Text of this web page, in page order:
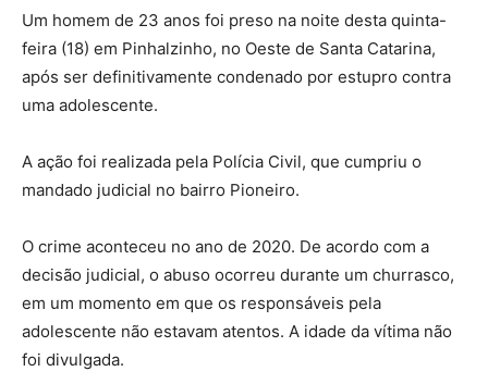
Um homem de 23 anos foi preso na noite desta quinta-
feira (18) em Pinhalzinho, no Oeste de Santa Catarina,
após ser definitivamente condenado por estupro contra
uma adolescente.
A ação foi realizada pela Polícia Civil, que cumpriu o
mandado judicial no bairro Pioneiro.
O crime aconteceu no ano de 2020. De acordo com a
decisão judicial, o abuso ocorreu durante um churrasco,
em um momento em que os responsáveis pela
adolescente não estavam atentos. A idade da vítima não
foi divulgada.